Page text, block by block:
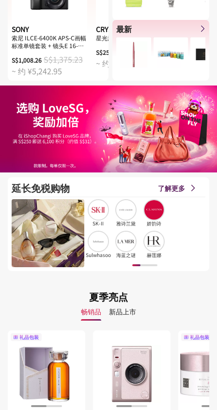
SONY
索尼 ILCE-6400K APS-C画幅
标准单镜套装 + 镜头E 16-
S$1,008.26 S$1,375.23
~ 约 ¥5,242.95
CRYSTAL TOMATO
星光旅程至选套装
S$259.00
~ 约 ¥1,346.80
莱佛士传承
S$35.00
~ 约
最新
延长免税购物 了解更多
SK-II 雅诗兰黛 娇韵诗
Sulwhasoo 海蓝之谜 赫莲娜
夏季亮点
畅销品 新品上市
礼品包装 礼品包装